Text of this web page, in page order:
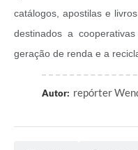
catálogos, apostilas e
destinados a
geração de renda e a
Autor: repórter